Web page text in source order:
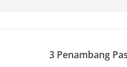
3 Penambang